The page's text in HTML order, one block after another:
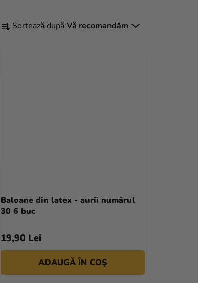
S
P
R
O
D
U
Sortează după:Vă recomandăm
Baloane din latex - aurii numărul
30 6 buc
19,90 Lei
ADAUGĂ ÎN COŞ